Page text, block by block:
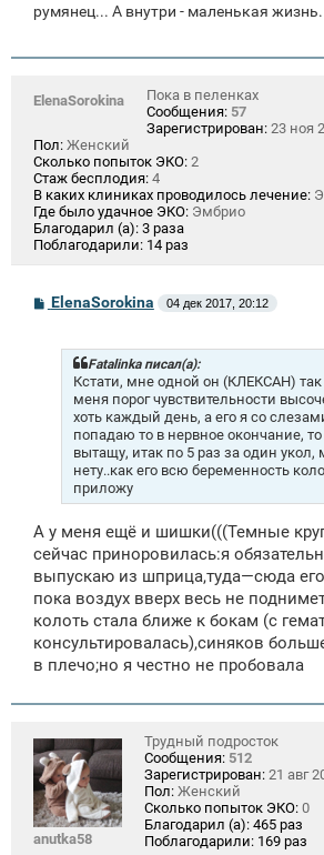
румянец... А внутри - маленькая жизнь.
ElenaSorokina
Пока в пеленках
Сообщения: 57
Зарегистрирован: 23 ноя
Пол: Женский
Сколько попыток ЭКО: 2
Стаж бесплодия: 4
В каких клиниках проводилось лечение:
Где было удачное ЭКО: Эмбрио
Благодарил (а): 3 раза
Поблагодарили: 14 раз
СElenaSorokina 04 дек 2017, 20:12
Fatalinka писал(а):
Кстати, мне одной он (КЛЕКСАН) так
меня порог чувствительности
хоть каждый день, а его я со
попадаю то в нервное окончание, то
вытащу, итак по 5 раз за один укол,
нету..как его всю беременность
приложу
А у меня ещё и шишки(((Темные
сейчас приноровилась:я
выпускаю из шприца,туда—сюда его
пока воздух вверх весь не
колоть стала ближе к бокам (с
консультировалась),синяков
в плечо;но я честно не пробовала
anutka58
Трудный подросток
Сообщения: 512
Зарегистрирован: 21 авг
Пол: Женский
Сколько попыток ЭКО: 0
Благодарил (а): 465 раз
Поблагодарили: 169 раз